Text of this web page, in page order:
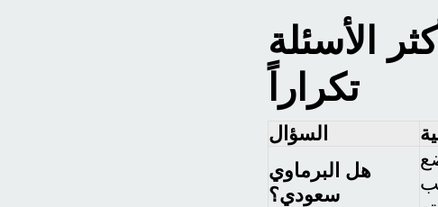
الأسئلة
تكراراً
السؤال
هل البرماوي
سعودي؟